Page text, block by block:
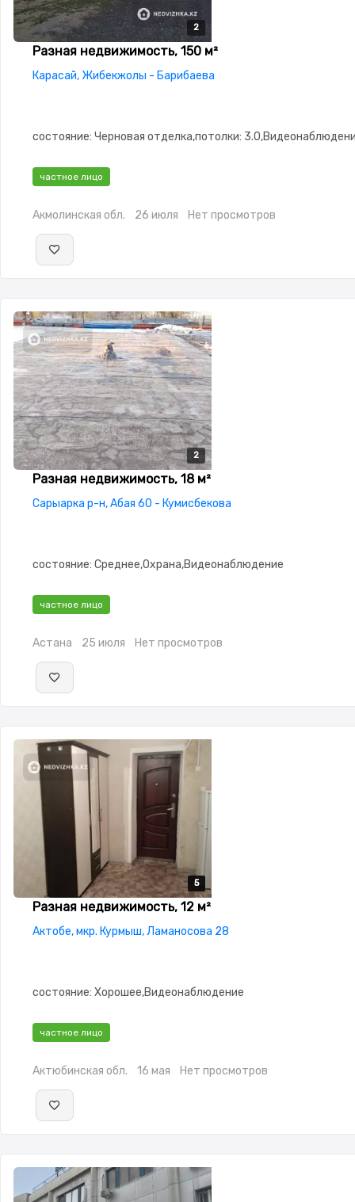
2
2
Разная недвижимость, 150 м²
Карасай, Жибекжолы - Барибаева
состояние: Черновая отделка,потолки:
частное лицо
Акмолинская обл. 26 июля Нет просмотров
2
2
Разная недвижимость, 18 м²
Сарыарка р-н, Абая 60 - Кумисбекова
состояние: Среднее,Охрана,Видеонаблюдение
частное лицо
Астана 25 июля Нет просмотров
5
5
5
5
5
Разная недвижимость, 12 м²
Актобе, мкр. Курмыш, Ламаносова 28
состояние: Хорошее,Видеонаблюдение
частное лицо
Актюбинская обл. 16 мая Нет просмотров